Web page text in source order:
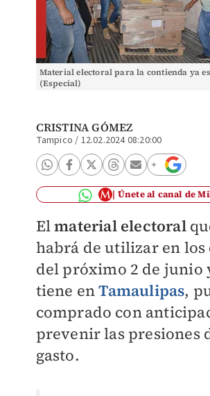
Material electoral para la contienda ya
(Especial)
CRISTINA GÓMEZ
Tampico / 12.02.2024 08:20:00
Únete al canal de
Elmaterial electoral
habrá de utilizar en los
del próximo 2 de junio
tiene enTamaulipas,
comprado con
prevenir las presiones
gasto.